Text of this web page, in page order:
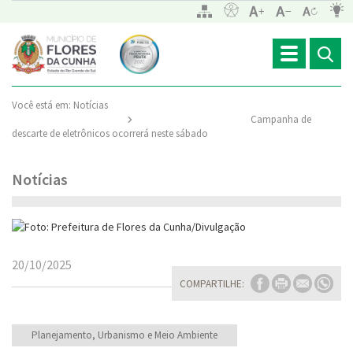
Toggle
navigation
Você está em: Notícias
Campanha de
descarte de eletrônicos ocorrerá neste sábado
Notícias
COMPARTILHE:
20/10/2025
Planejamento, Urbanismo e Meio Ambiente